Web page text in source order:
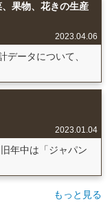
果物、花きの生産
2023.04.06
データについて、
2023.01.04
年中は「ジャパン
もっと見る